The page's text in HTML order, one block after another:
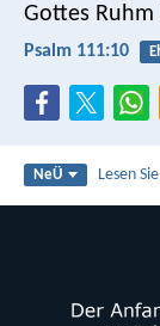
Gottes
Psalm 111:10
NeÜ Lesen